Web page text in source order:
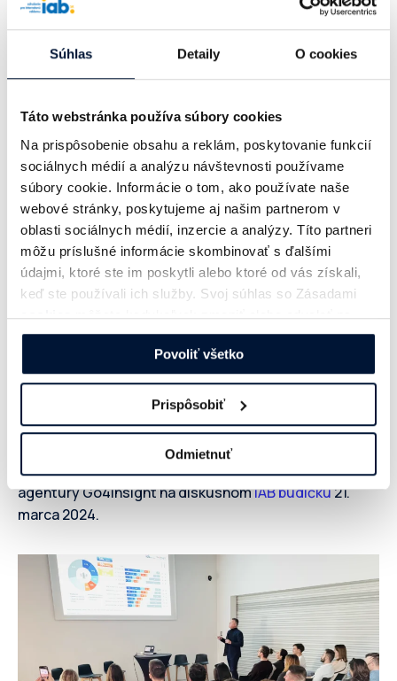
Súhlas Detaily O cookies
Táto webstránka používa súbory cookies
Na prispôsobenie obsahu a reklám, poskytovanie funkcií
sociálnych médií a analýzu návštevnosti používame
súbory cookie. Informácie o tom, ako používate naše
webové stránky, poskytujeme aj našim partnerom v
oblasti sociálnych médií, inzercie a analýzy. Títo partneri
môžu príslušné informácie skombinovať s ďalšími
údajmi, ktoré ste im poskytli alebo ktoré od vás získali,
keď ste používali ich služby. Svoj súhlas so Zásadami
cookiesmôžete kedykoľvek zmeniť alebo odvolať na
našej webovej stránke.
Povoliť všetko
Prispôsobiť
Odmietnuť
Digitálny audio priestor: Aká
je slovenská realita?
Výsledky prieskumu prezentoval Rasťo Kočan z
agentúry Go4Insight na diskusnomIAB budíčku21.
marca 2024.